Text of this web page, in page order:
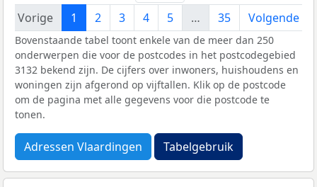
Vorige
1 2 3 4 5 … 35 Volgende
Bovenstaande tabel toont enkele van de meer dan 250
onderwerpen die voor de postcodes in het postcodegebied
3132 bekend zijn. De cijfers over inwoners, huishoudens en
woningen zijn afgerond op vijftallen. Klik op de postcode
om de pagina met alle gegevens voor die postcode te
tonen.
Adressen Vlaardingen Tabelgebruik